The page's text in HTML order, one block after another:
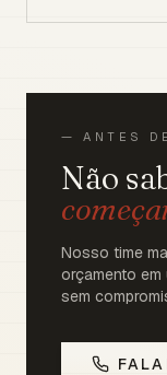
— ANTES
Não
Nosso time
orçamento
sem